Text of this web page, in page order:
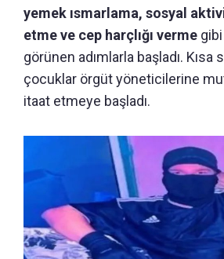
yemek ısmarlama, sosyal
etme ve cep harçlığı verme
görünen adımlarla başladı. Kısa
çocuklar örgüt yöneticilerine
itaat etmeye başladı.